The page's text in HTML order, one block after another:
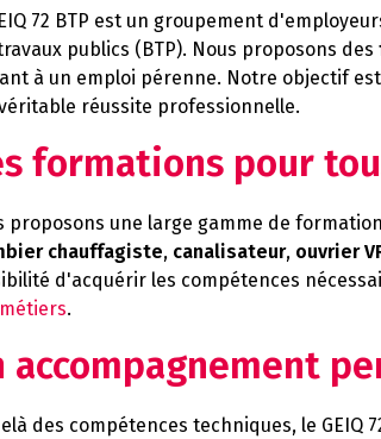
72 BTP est un groupement
publics (BTP). Nous proposons des
à un emploi pérenne. Notre objectif
réussite professionnelle.
formations pour
proposons une large gamme de
chauffagiste, canalisateur, ouvrier
d'acquérir les compétences
.
accompagnement
des compétences techniques, le